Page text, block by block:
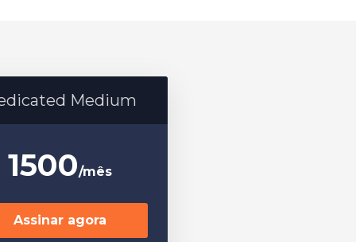
Medium
1500/mês
Assinar agora